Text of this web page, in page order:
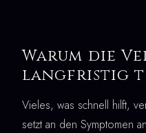
Warum die
langfristig
Vieles, was schnell hilft,
setzt an den Symptomen